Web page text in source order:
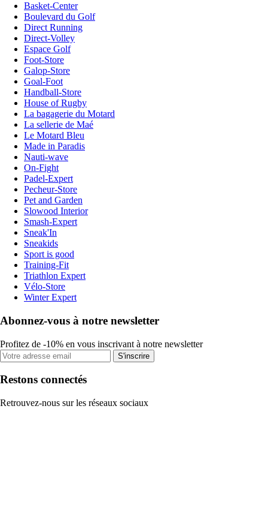
Basket-Center
Boulevard du Golf
Direct Running
Direct-Volley
Espace Golf
Foot-Store
Galop-Store
Goal-Foot
Handball-Store
House of Rugby
La bagagerie du Motard
La sellerie de Maé
Le Motard Bleu
Made in Paradis
Nauti-wave
On-Fight
Padel-Expert
Pecheur-Store
Pet and Garden
Slowood Interior
Smash-Expert
Sneak'In
Sneakids
Sport is good
Training-Fit
Triathlon Expert
Vélo-Store
Winter Expert
Abonnez-vous à notre newsletter
Profitez de -10% en vous inscrivant à notre newsletter
S'inscrire
Restons connectés
Retrouvez-nous sur les réseaux sociaux